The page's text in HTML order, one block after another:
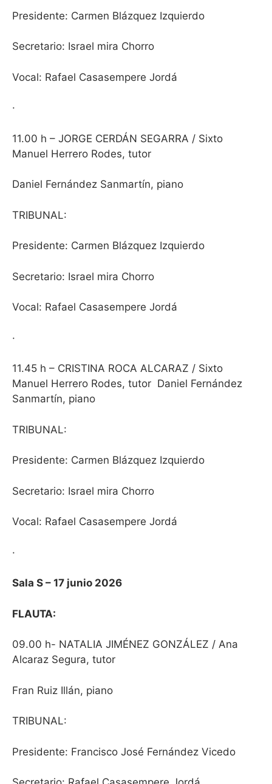
Presidente: Carmen Blázquez Izquierdo
Secretario: Israel mira Chorro
Vocal: Rafael Casasempere Jordá
·
11.00 h – JORGE CERDÁN SEGARRA / Sixto
Manuel Herrero Rodes, tutor
Daniel Fernández Sanmartín, piano
TRIBUNAL:
Presidente: Carmen Blázquez Izquierdo
Secretario: Israel mira Chorro
Vocal: Rafael Casasempere Jordá
·
11.45 h – CRISTINA ROCA ALCARAZ / Sixto
Manuel Herrero Rodes, tutor Daniel Fernández
Sanmartín, piano
TRIBUNAL:
Presidente: Carmen Blázquez Izquierdo
Secretario: Israel mira Chorro
Vocal: Rafael Casasempere Jordá
·
Sala S – 17 junio 2026
FLAUTA:
09.00 h- NATALIA JIMÉNEZ GONZÁLEZ / Ana
Alcaraz Segura, tutor
Fran Ruiz Illán, piano
TRIBUNAL:
Presidente: Francisco José Fernández Vicedo